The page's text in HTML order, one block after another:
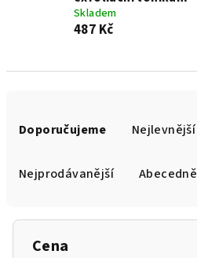
Skladem
487 Kč
Doporučujeme Nejlevnější
Nejprodávanější Abecedně
Cena